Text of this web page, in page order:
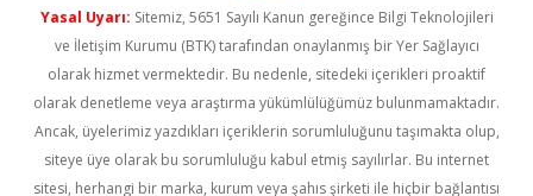
Yasal Uyarı: Sitemiz, 5651 Sayılı Kanun gereğince Bilgi Teknolojileri
ve İletişim Kurumu (BTK) tarafından onaylanmış bir Yer Sağlayıcı
olarak hizmet vermektedir. Bu nedenle, sitedeki içerikleri proaktif
olarak denetleme veya araştırma yükümlülüğümüz bulunmamaktadır.
Ancak, üyelerimiz yazdıkları içeriklerin sorumluluğunu taşımakta olup,
siteye üye olarak bu sorumluluğu kabul etmiş sayılırlar. Bu internet
sitesi, herhangi bir marka, kurum veya şahıs şirketi ile hiçbir bağlantısı